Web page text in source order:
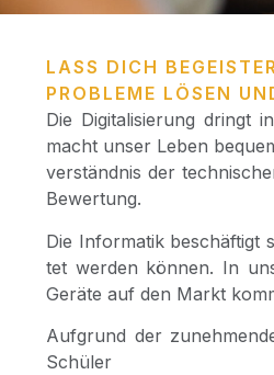
LASS DICH
PROBLEME LÖSEN
Die Digi­ta­li­sie­rung dringt
macht unser Leben
ver­ständ­nis der
Bewertung.
Die Infor­ma­tik beschäf­tigt
tet wer­den kön­nen. In
Gerä­te auf den Markt
Auf­grund der
Schüler